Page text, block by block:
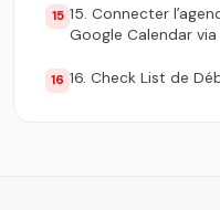
15 15. Connecter
Google Calendar via
16 16. Check List de